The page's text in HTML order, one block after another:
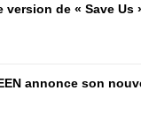
version de « Save Us
annonce son